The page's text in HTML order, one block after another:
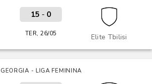
Elite Tbilisi
15 - 0
TER, 26/05
GEORGIA - LIGA FEMININA